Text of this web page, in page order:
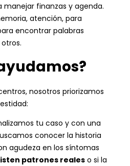
manejar finanzas y agenda.
atención, para
encontrar palabras
nosotros priorizamos
tu caso y con una
conocer la historia
agudeza en los síntomas
patrones reales o si la